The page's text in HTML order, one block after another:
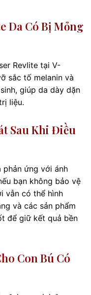
Da Có Bị Mỏng
Revlite tại V-
sắc tố melanin và
giúp da dày dặn
liệu.
Sau Khi Điều
phản ứng với ánh
bạn không bảo vệ
vẫn có thể hình
và các sản phẩm
để giữ kết quả bền
Con Bú Có